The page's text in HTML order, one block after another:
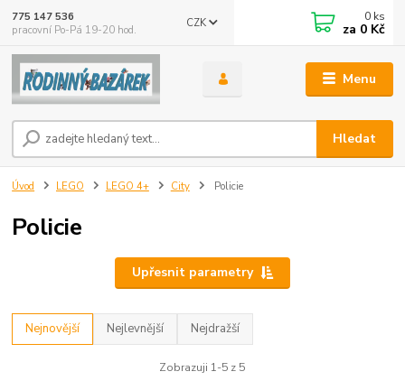
Menu
CZK
Hledat
775 147 536
pracovní Po-Pá 19-20 hod.
0 ks
za 0 Kč
Úvod LEGO LEGO 4+ City Policie
Policie
Upřesnit parametry
Nejnovější Nejlevnější Nejdražší
Zobrazuji 1-5 z 5